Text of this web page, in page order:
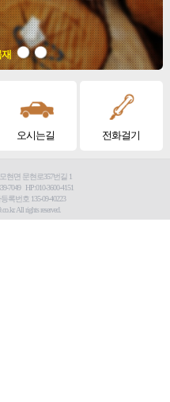
오시는길 전화걸기
현면 문현로357번길 1
7049 HP:010-3600-4151
번호 135-09-40223
All rights reserved.